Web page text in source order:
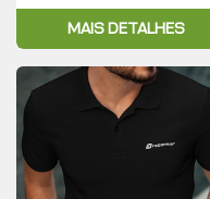
MAIS DETALHES